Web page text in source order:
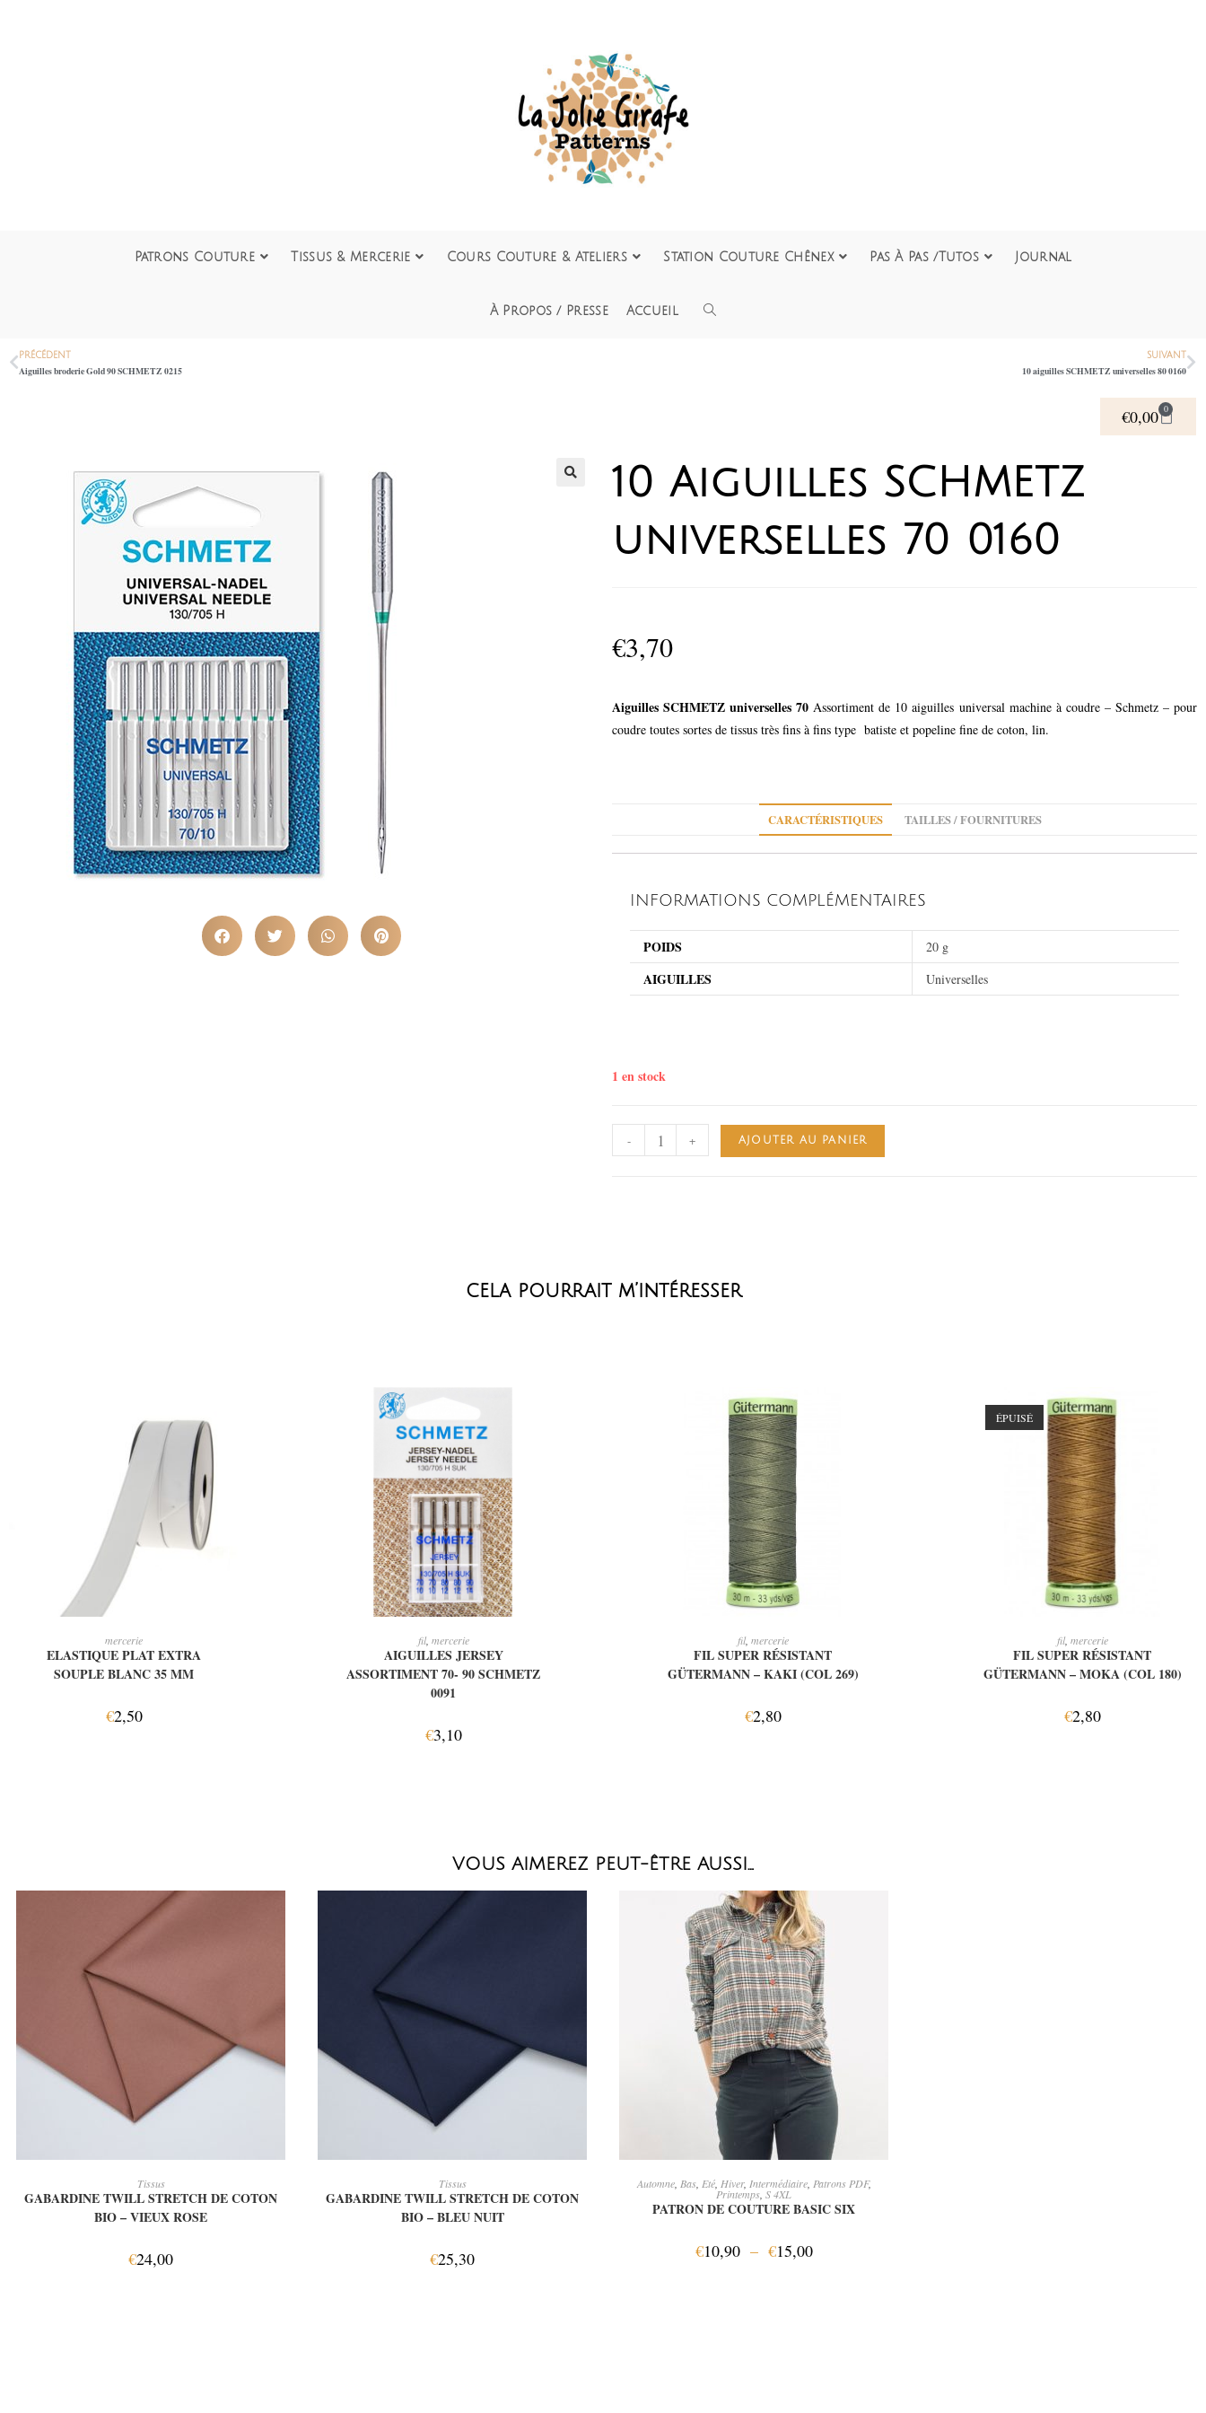
Patrons Couture Tissus & Mercerie Cours Couture & Ateliers Station Couture Chênex Pas À Pas /Tutos Journal
À Propos / Presse Accueil
PRÉCÉDENT
Aiguilles broderie Gold 90 SCHMETZ 0215
SUIVANT
10 aiguilles SCHMETZ universelles 80 0160
€0,00 0
10 Aiguilles SCHMETZ
universelles 70 0160
€3,70
Aiguilles SCHMETZ universelles 70 Assortiment de 10 aiguilles universal machine à coudre – Schmetz – pour
coudre toutes sortes de tissus très fins à fins type batiste et popeline fine de coton, lin.
CARACTÉRISTIQUES TAILLES / FOURNITURES
INFORMATIONS COMPLÉMENTAIRES
POIDS 20 g
AIGUILLES Universelles
1 en stock
- + AJOUTER AU PANIER
cela pourrait m’intéresser
mercerie
ELASTIQUE PLAT EXTRA
SOUPLE BLANC 35 MM
€2,50
AJOUTER AU PANIER
fil, mercerie
AIGUILLES JERSEY
ASSORTIMENT 70- 90 SCHMETZ
0091
€3,10
AJOUTER AU PANIER
fil, mercerie
FIL SUPER RÉSISTANT
GÜTERMANN – KAKI (COL 269)
€2,80
ÉPUISÉ
LIRE LA SUITE
fil, mercerie
FIL SUPER RÉSISTANT
GÜTERMANN – MOKA (COL 180)
€2,80
VOUS AIMEREZ PEUT-ÊTRE AUSSI…
Tissus
GABARDINE TWILL STRETCH DE COTON
BIO – VIEUX ROSE
€24,00
Tissus
GABARDINE TWILL STRETCH DE COTON
BIO – BLEU NUIT
€25,30
CHOIX DES OPTIONS
Automne, Bas, Eté, Hiver, Intermédiaire, Patrons PDF,
Printemps S 4XL
PATRON DE COUTURE BASIC SIX
€10,90 – €15,00